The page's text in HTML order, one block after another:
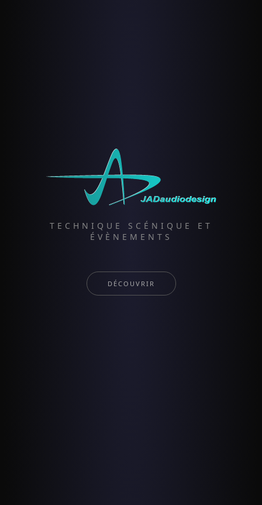
TECHNIQUE SCÉNIQUE ET
ÉVÈNEMENTS
DÉCOUVRIR